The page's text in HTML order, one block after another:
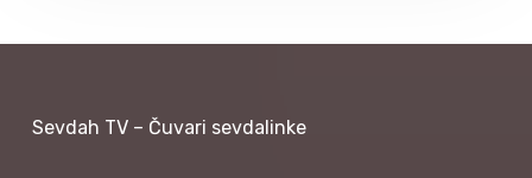
Sevdah TV – Čuvari sevdalinke